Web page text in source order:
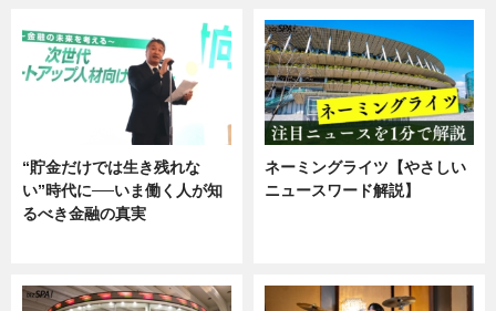
“貯金だけでは生き残れな
い”時代に──いま働く人が知
るべき金融の真実
ネーミングライツ【やさしい
ニュースワード解説】